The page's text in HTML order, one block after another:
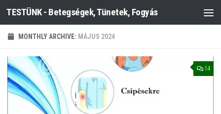
Skip to content
TESTÜNK - Betegségek, Tünetek, Fogyás
MONTHLY ARCHIVE: MÁJUS 2024
14